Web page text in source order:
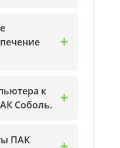
к
Соболь.
ПАК